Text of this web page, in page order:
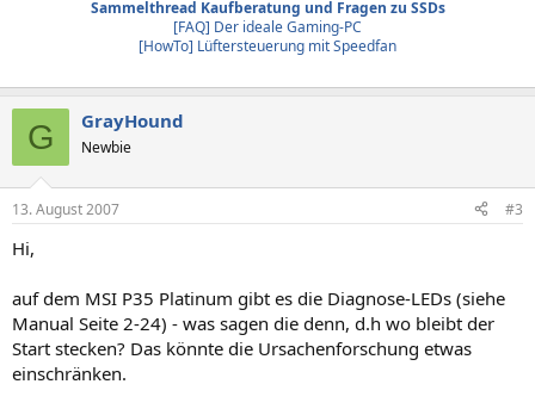
Sammelthread Kaufberatung und Fragen zu SSDs
[FAQ] Der ideale Gaming-PC
[HowTo] Lüftersteuerung mit Speedfan
G GrayHound
Newbie
13. August 2007 #3
Hi,
auf dem MSI P35 Platinum gibt es die Diagnose-LEDs (siehe
Manual Seite 2-24) - was sagen die denn, d.h wo bleibt der
Start stecken? Das könnte die Ursachenforschung etwas
einschränken.